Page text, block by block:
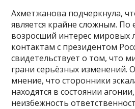
Ахметжанова подчеркнула,
является крайне сложным. По
возросший интерес мировых
контактам с президентом
свидетельствует о том, что
грани серьёзных изменений.
мнение, что сторонники
находятся в состоянии
неизбежность